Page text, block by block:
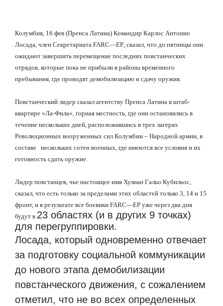
Колумбия, 16 фев (Пренса Латина) Командир Карлос Антонио
Лосада, член Секретариата FARC—EP, сказал, что до пятницы они
ожидают завершить перемещение последних повстанческих
отрядов, которые пока не прибыли в районы временного
пребывания, где проводят демобилизацию и сдачу оружия.
Повстанческий лидер сказал агентству Пренса Латина в штаб-
квартире «Ла-Фила», горная местность, где они остановились в
течение нескольких дней, расположившись в трех лагерях
Революционных вооруженных сил Колумбии – Народной армии, в
составе нескольких сотен военных, где имеются все условия и их
готовность сдать оружие.
Лидер повстанцев, чье настоящее имя Хулиан Гальо Кубильос,
сказал, что есть только за пределами этих областей только 3, 14 и 15
фронт, и в результате все боевики FARC—EP уже через два дня
будут в 23 областях (и в других 9 точках)
для перегруппировки.
Лосада, который одновременно отвечает
за подготовку социальной коммуникации
до нового этапа демобилизации
повстанческого движения, с сожалением
отметил, что не во всех определенных